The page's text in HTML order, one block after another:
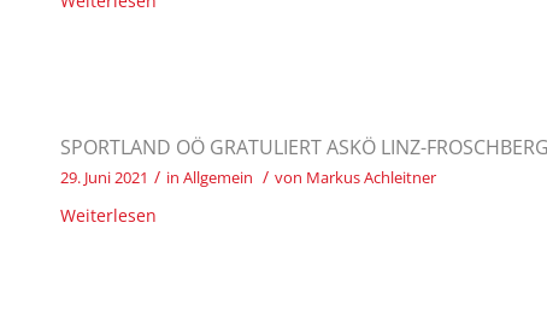
SPORTLAND OÖ GRATULIERT ASKÖ LINZ-
29. Juni 2021 / in Allgemein / von Markus Achleitner
Weiterlesen